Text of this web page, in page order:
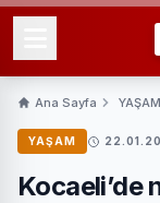
Ana Sayfa YAŞAM
YAŞAM
Kocaeli’de